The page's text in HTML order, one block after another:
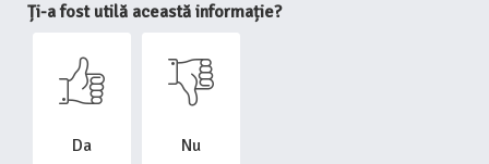
Ți-a fost utilă această informație?
Da Nu